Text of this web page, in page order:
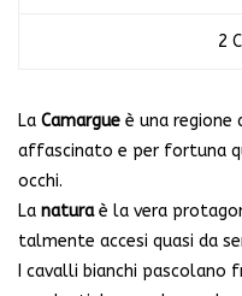
2
La Camargue è una regione
affascinato e per fortuna
occhi.
La naturaè la vera
talmente accesi quasi da
I cavalli bianchi pascolano